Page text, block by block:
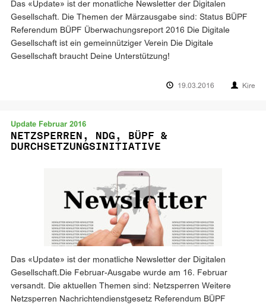
Das «Update» ist der monatliche Newsletter der Digitalen
Gesellschaft. Die Themen der Märzausgabe sind: Status BÜPF
Referendum BÜPF Überwachungsreport 2016 Die Digitale
Gesellschaft ist ein gemeinnütziger Verein Die Digitale
Gesellschaft braucht Deine Unterstützung!
19.03.2016 Kire
Update Februar 2016
NETZSPERREN, NDG, BÜPF &
DURCHSETZUNGSINITIATIVE
Das «Update» ist der monatliche Newsletter der Digitalen
Gesellschaft.Die Februar-Ausgabe wurde am 16. Februar
versandt. Die aktuellen Themen sind: Netzsperren Weitere
Netzsperren Nachrichtendienstgesetz Referendum BÜPF